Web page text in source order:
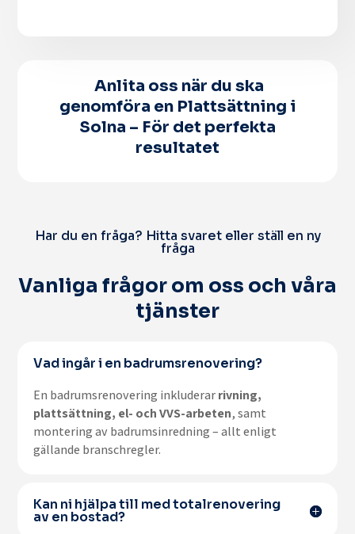
Anlita oss när du ska
genomföra en Plattsättning i
Solna – För det perfekta
resultatet
Har du en fråga? Hitta svaret eller ställ en ny
fråga
Vanliga frågor om oss och våra
tjänster
Vad ingår i en badrumsrenovering?
En badrumsrenovering inkluderarrivning,
plattsättning, el- och VVS-arbeten, samt
montering av badrumsinredning – allt enligt
gällande branschregler.
Kan ni hjälpa till med totalrenovering
av en bostad?